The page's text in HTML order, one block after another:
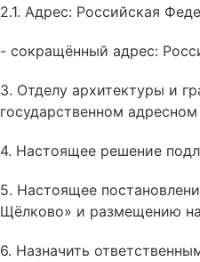
2.1. Адрес: Российская
- сокращённый адрес:
3. Отделу архитектуры и
государственном
4. Настоящее решение
5. Настоящее
Щёлково» и размещению
6. Назначить